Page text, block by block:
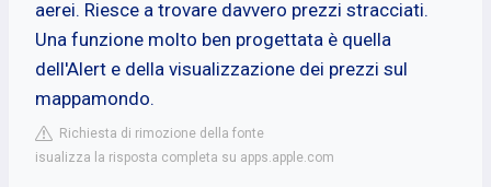
aerei. Riesce a trovare davvero prezzi stracciati.
Una funzione molto ben progettata è quella
dell'Alert e della visualizzazione dei prezzi sul
mappamondo.
Richiesta di rimozione della fonte
isualizza la risposta completa su apps.apple.com